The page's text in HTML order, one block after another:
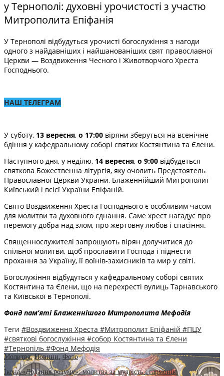
у Тернополі: духовні урочистості з участю
Митрополита Епіфанія
У Тернополі відбудуться урочисті богослужіння з нагоди
одного з найдавніших і найшанованіших свят православної
Церкви — Воздвиження Чесного і Животворчого Хреста
Господнього.
НАШ ТЕЛЕГРАМ
У суботу, 13 вересня, о 17:00 віряни зберуться на всенічне
бдіння у кафедральному соборі святих Костянтина та Єлени.
Наступного дня, у неділю, 14 вересня, о 9:00 відбудеться
святкова Божественна літургія, яку очолить Предстоятель
Православної Церкви України, Блаженнійший Митрополит
Київський і всієї України Епіфаній.
Свято Воздвиження Хреста Господнього є особливим часом
для молитви та духовного єднання. Саме хрест нагадує про
перемогу добра над злом, про жертовну любов і спасіння.
Священнослужителі запрошують вірян долучитися до
спільної молитви, щоб прославити Господа і піднести
прохання за Україну, її воїнів-захисників та мир у світі.
Богослужіння відбудуться у кафедральному соборі святих
Костянтина та Єлени, що на перехресті вулиць Тарнавського
та Київської в Тернополі.
Фонд пам’яті Блаженнішого Митрополита Мефодія
Теги #Воздвиження Хреста #Митрополит Епіфаній #ПЦУ
#святкові богослужіння #собор Костянтина та Єлени
#Тернопіль #Фонд Мефодія
Молитва,Новини Фото
Ікона «Додання розуму»: молитва за мудрість і гармонію